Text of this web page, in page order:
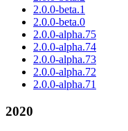
2.0.0-beta.1
2.0.0-beta.0
2.0.0-alpha.75
2.0.0-alpha.74
2.0.0-alpha.73
2.0.0-alpha.72
2.0.0-alpha.71
2020